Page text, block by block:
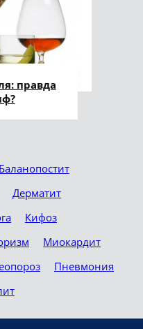
правда
Баланопостит
Дерматит
Кифоз
Миокардит
Пневмония